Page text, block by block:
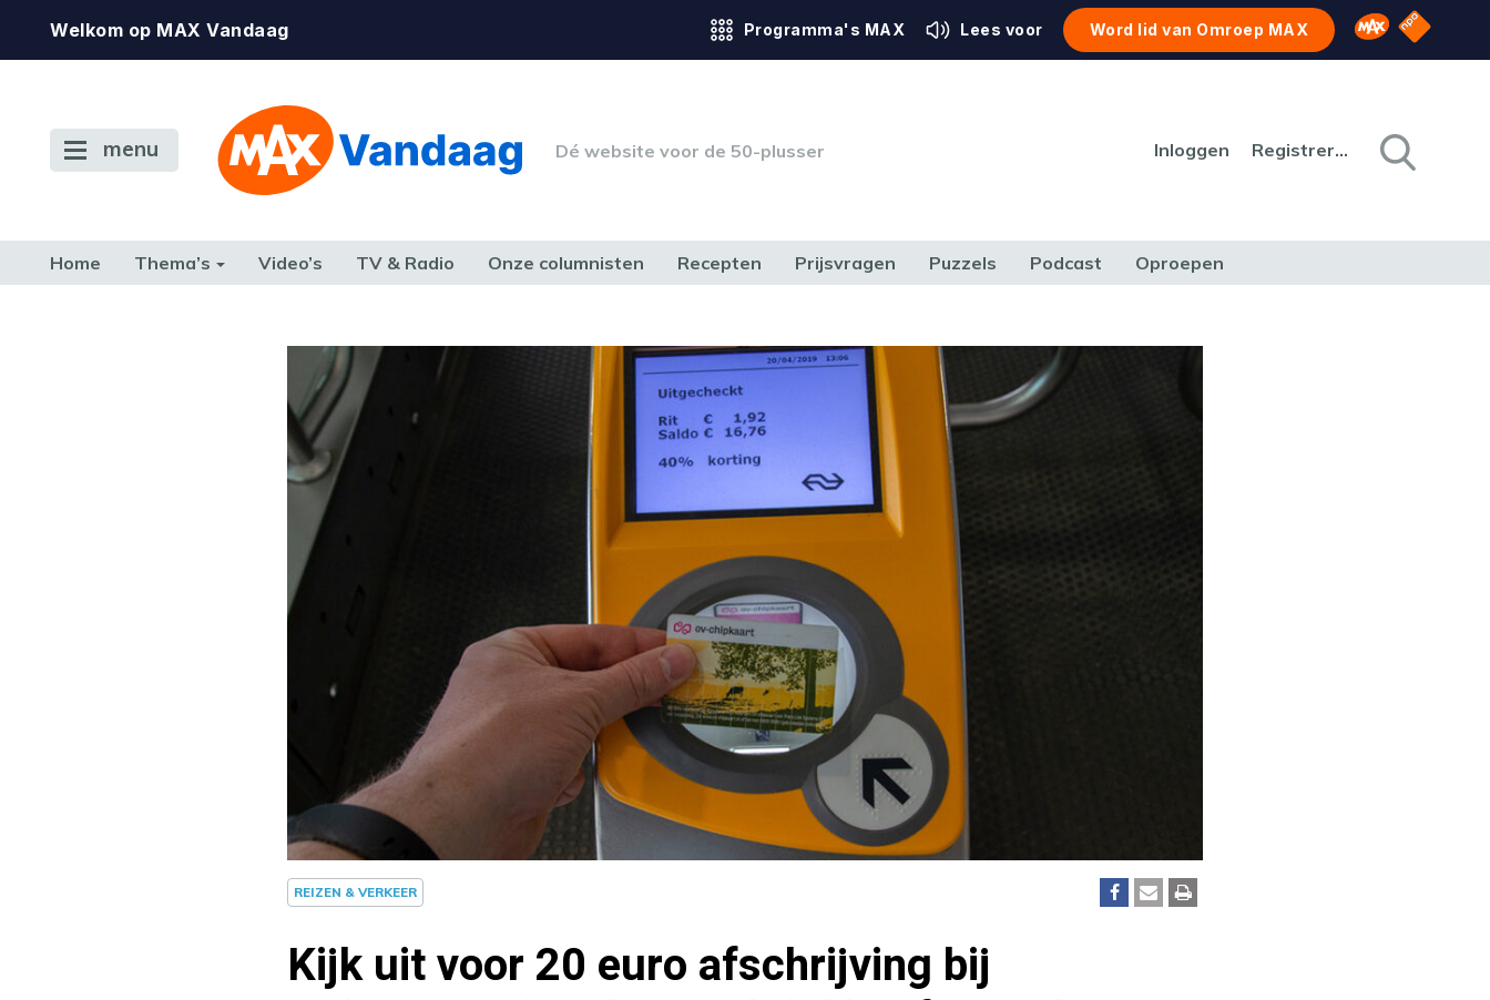
Welkom op MAX Vandaag Programma's MAX Lees voor Word lid van Omroep MAX Omroep MAX
NPO
menu Dé website voor de 50-plusser Inloggen Registreren
Home Thema’s Video’s TV & Radio Onze columnisten Recepten Prijsvragen Puzzels Podcast Oproepen
REIZEN & VERKEER
Kijk uit voor 20 euro afschrijving bij